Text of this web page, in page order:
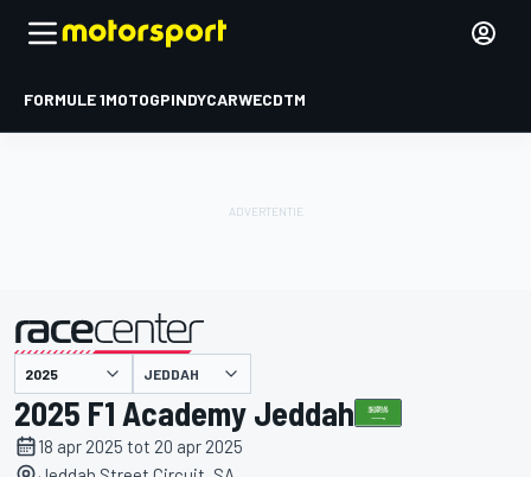
FORMULE 1MOTOGPINDYCARWECDTM
gepresenteerd door JEDDAH
2025 F1 Academy Jeddah
18 apr 2025 tot 20 apr 2025